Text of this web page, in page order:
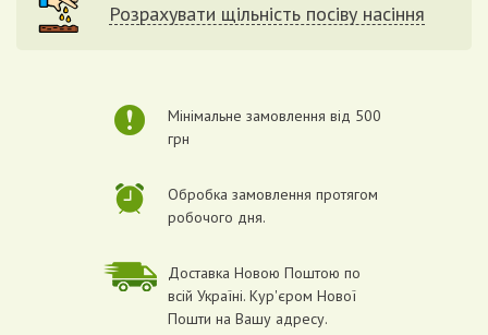
Розрахувати щільність посіву насіння
Мінімальне замовлення від 500
грн
Обробка замовлення протягом
робочого дня.
Доставка Новою Поштою по
всій Україні. Кур'єром Нової
Пошти на Вашу адресу.